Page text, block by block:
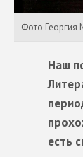
Фото Георгия
Наш
есть